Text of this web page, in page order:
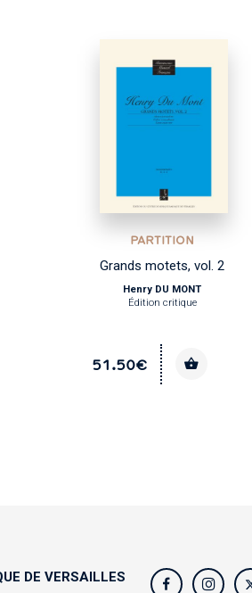
PARTITION
Grands motets, vol. 2
Henry DU MONT
Édition critique
51.50€
DE VERSAILLES